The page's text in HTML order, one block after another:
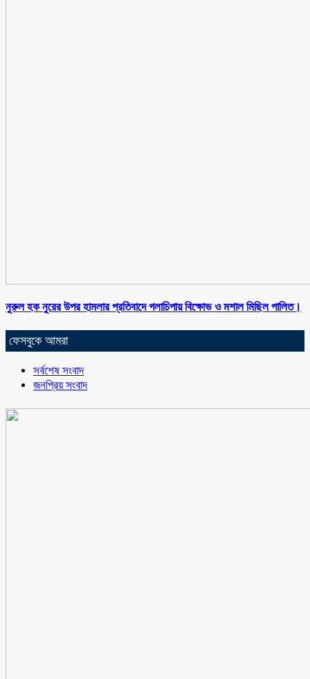
নুরুল হক নুরের উপর হামলার প্রতিবাদে গলাচিপায় বিক্ষোভ ও মশাল মিছিল পালিত।
ফেসবুকে আমরা
সর্বশেষ সংবাদ
জনপ্রিয় সংবাদ